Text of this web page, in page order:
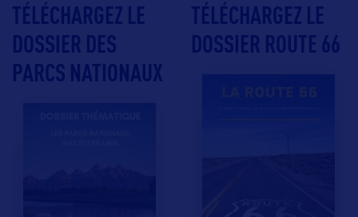
TÉLÉCHARGEZ LE
DOSSIER DES
PARCS NATIONAUX
TÉLÉCHARGEZ LE
DOSSIER ROUTE 66